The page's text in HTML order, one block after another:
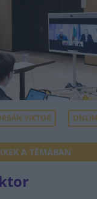
VIKTOR
A TÉMÁBAN